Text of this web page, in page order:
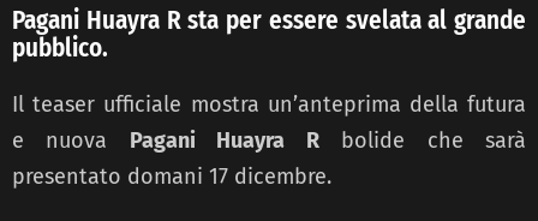
Pagani Huayra R sta per essere svelata al grande
pubblico.
Il teaser ufficiale mostra un’anteprima della futura
e nuova Pagani Huayra Rbolide che sarà
presentato domani 17 dicembre.